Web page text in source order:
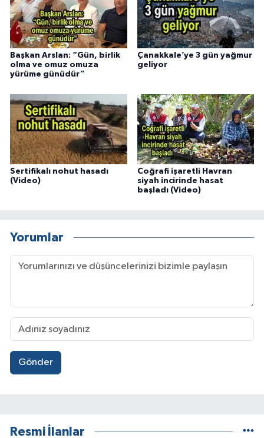
Başkan Arslan: “Gün, birlik
olma ve omuz omuza
yürüme günüdür”
Çanakkale’ye 3 gün yağmur
geliyor
Sertifikalı nohut hasadı
(Video)
Coğrafi işaretli Havran
siyah incirinde hasat
başladı (Video)
Yorumlar
Gönder
Resmi İlanlar